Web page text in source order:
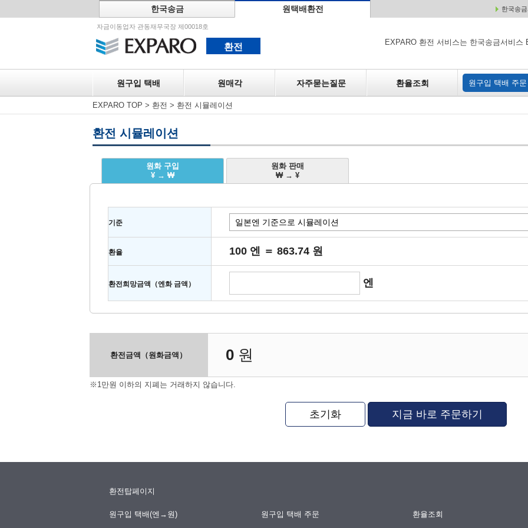
한국송금 원택배환전 한국송
자금이동업자 관동재무국장 제00018호
환전 EXPARO 환전 서비스는 한국송금서비
원구입 택배 원매각 자주묻는질문 환율조회 원구입 택배 주문
원매각 원구
EXPARO TOP > 환전 > 환전 시뮬레이션
환전 시뮬레이션
원화 구입
¥ → ₩
원화 판매
₩ → ¥
기준
환율 100 엔 ＝ 863.74 원
환전희망금액（엔화 금액） 엔
환전금액（원화금액） 0 원
※1만원 이하의 지폐는 거래하지 않습니다.
초기화 지금 바로 주문하기
환전탑페이지
원구입 택배(엔→원) 원구입 택배 주문 환율조회